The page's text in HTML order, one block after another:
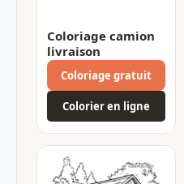
Coloriage camion
livraison
Coloriage gratuit
Colorier en ligne